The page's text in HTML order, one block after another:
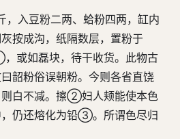
入豆粉二两、蛤粉四两，缸内
按成沟，纸隔数层，置粉于
或如磊块，待干收货。此物古
韶粉俗误朝粉。今则各省直饶
则白不减。擦②妇人颊能使本色
，仍还熔化为铅③。所谓色尽归